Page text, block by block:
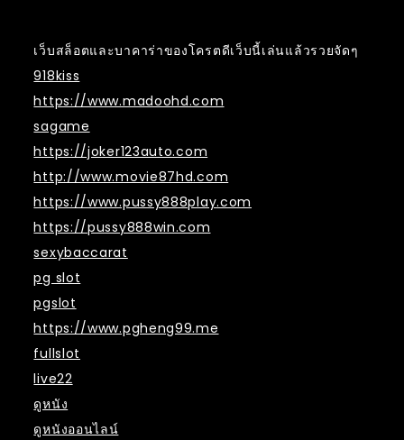
เว็บสล็อตและบาคาร่าของโครตดีเว็บนี้เล่นแล้วรวยจัดๆ
918kiss
https://www.madoohd.com
sagame
https://joker123auto.com
http://www.movie87hd.com
https://www.pussy888play.com
https://pussy888win.com
sexybaccarat
pg slot
pgslot
https://www.pgheng99.me
fullslot
live22
ดูหนัง
ดูหนังออนไลน์